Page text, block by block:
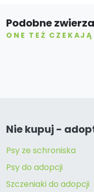
Podobne
ONE TEŻ
Nie kupuj -
Psy ze schroniska
Psy do adopcji
Szczeniaki do adopcji